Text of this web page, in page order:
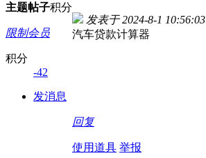
主题帖子积分
限制会员
积分
-42
发消息
发表于 2024-8-1 10:56:03
汽车贷款计算器
回复
使用道具 举报